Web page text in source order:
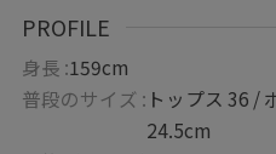
PROFILE
身長 :159cm
普段のサイズ : トップス 36 /
24.5cm